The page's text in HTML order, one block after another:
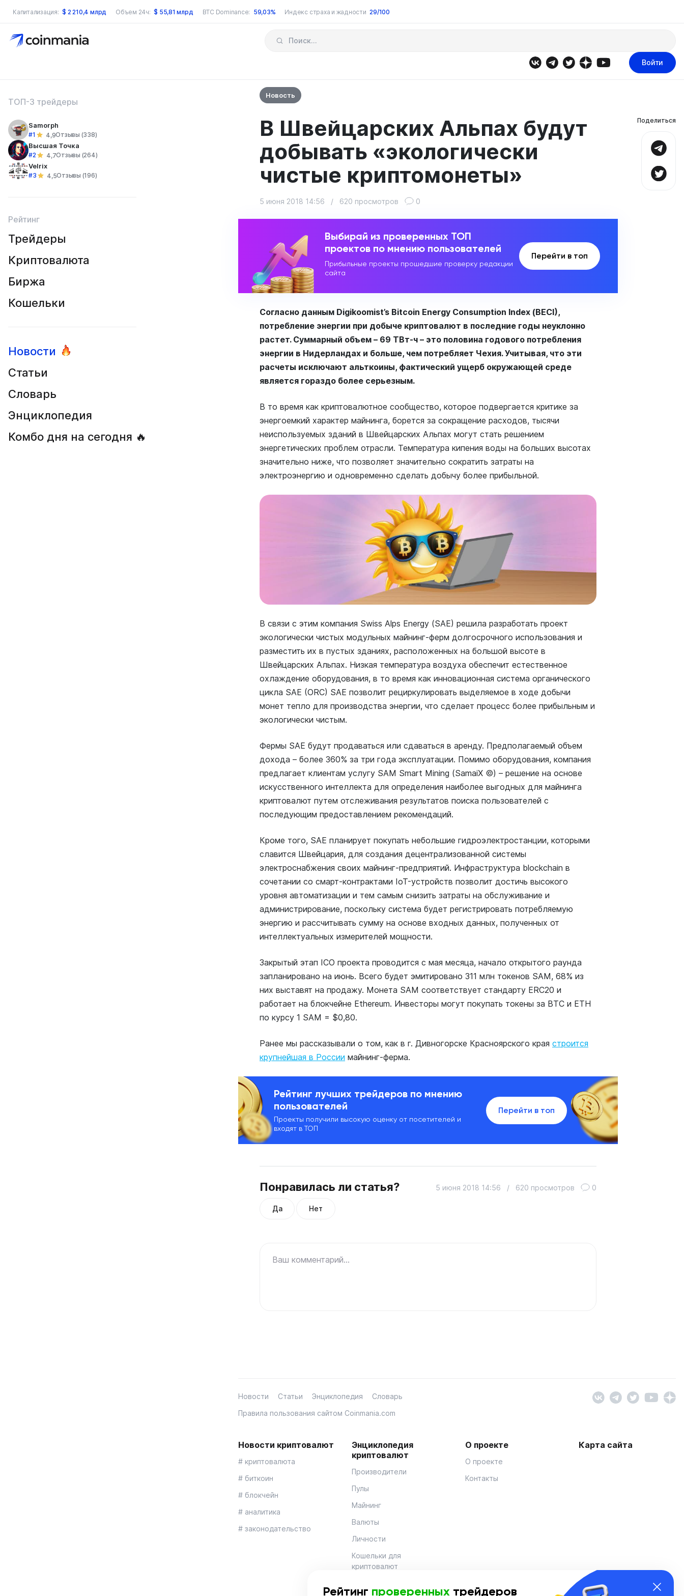
Капитализация: $ 2 210,4 млрд Объем 24ч: $ 55,81 млрд BTC Dominance: 59,03% Индекс страха и жадности 29/100
по сайту
Войти
ТОП-3 трейдеры
Samorph
#1 4,9Отзывы (338)
Высшая Точка
#2 4,7Отзывы (264)
Velrix
#3 4,5Отзывы (196)
Рейтинг
Трейдеры
Криптовалюта
Биржа
Кошельки
Новости
Статьи
Словарь
Энциклопедия
Комбо дня на сегодня 🔥
Новость
В Швейцарских Альпах будут
добывать «экологически
чистые криптомонеты»
5 июня 2018 14:56 / 620 просмотров 0
Выбирай из проверенных ТОП
проектов по мнению пользователей
Прибыльные проекты прошедшие проверку редакции
сайта
Перейти в топ
Согласно данным Digikoomist’s Bitcoin Energy Consumption Index (BECI),
потребление энергии при добыче криптовалют в последние годы неуклонно
растет. Суммарный объем – 69 ТВт-ч – это половина годового потребления
энергии в Нидерландах и больше, чем потребляет Чехия. Учитывая, что эти
расчеты исключают альткоины, фактический ущерб окружающей среде
является гораздо более серьезным.
В то время как криптовалютное сообщество, которое подвергается критике за
энергоемкий характер майнинга, борется за сокращение расходов, тысячи
неиспользуемых зданий в Швейцарских Альпах могут стать решением
энергетических проблем отрасли. Температура кипения воды на больших высотах
значительно ниже, что позволяет значительно сократить затраты на
электроэнергию и одновременно сделать добычу более прибыльной.
В связи с этим компания Swiss Alps Energy (SAE) решила разработать проект
экологически чистых модульных майнинг-ферм долгосрочного использования и
разместить их в пустых зданиях, расположенных на большой высоте в
Швейцарских Альпах. Низкая температура воздуха обеспечит естественное
охлаждение оборудования, в то время как инновационная система органического
цикла SAE (ORC) SAE позволит рециркулировать выделяемое в ходе добычи
монет тепло для производства энергии, что сделает процесс более прибыльным и
экологически чистым.
Фермы SAE будут продаваться или сдаваться в аренду. Предполагаемый объем
дохода – более 360% за три года эксплуатации. Помимо оборудования, компания
предлагает клиентам услугу SAM Smart Mining (SamaiX ©) – решение на основе
искусственного интеллекта для определения наиболее выгодных для майнинга
криптовалют путем отслеживания результатов поиска пользователей с
последующим предоставлением рекомендаций.
Кроме того, SAE планирует покупать небольшие гидроэлектростанции, которыми
славится Швейцария, для создания децентрализованной системы
электроснабжения своих майнинг-предприятий. Инфраструктура blockchain в
сочетании со смарт-контрактами IoT-устройств позволит достичь высокого
уровня автоматизации и тем самым снизить затраты на обслуживание и
администрирование, поскольку система будет регистрировать потребляемую
энергию и рассчитывать сумму на основе входных данных, полученных от
интеллектуальных измерителей мощности.
Закрытый этап ICO проекта проводится с мая месяца, начало открытого раунда
запланировано на июнь. Всего будет эмитировано 311 млн токенов SAM, 68% из
них выставят на продажу. Монета SAM соответствует стандарту ERC20 и
работает на блокчейне Ethereum. Инвесторы могут покупать токены за BTC и ETH
по курсу 1 SAM = $0,80.
Ранее мы рассказывали о том, как в г. Дивногорске Красноярского края строится
крупнейшая в России майнинг-ферма.
Рейтинг лучших трейдеров по мнению
пользователей
Проекты получили высокую оценку от посетителей и
входят в ТОП
Перейти в топ
Понравилась ли статья?
Да Нет
5 июня 2018 14:56 / 620 просмотров 0
Ваш комментарий...
Поделиться
Новости Статьи Энциклопедия
Словарь
Правила пользования сайтом Coinmania.com
Новости криптовалют
# криптовалюта
# биткоин
# блокчейн
# аналитика
# законодательство
Энциклопедия
криптовалют
Производители
Пулы
Майнинг
Валюты
Личности
Кошельки для
криптовалют
О проекте
О проекте
Контакты
Карта сайта
Рейтинг проверенных трейдеров